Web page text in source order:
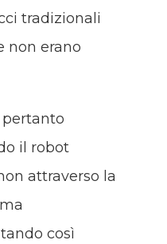
tradizionali
non erano
pertanto
il robot
attraverso la
così